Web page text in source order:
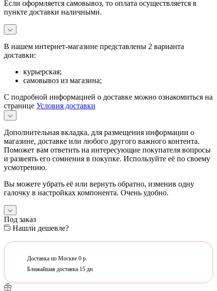
Если оформляется самовывоз, то оплата осуществляется в
пункте доставки наличными.
В нашем интернет-магазине представлены 2 варианта
доставки:
курьерская;
самовывоз из магазина;
С подробной информацией о доставке можно ознакомиться на
странице Условия доставки
Дополнительная вкладка, для размещения информации о
магазине, доставке или любого другого важного контента.
Поможет вам ответить на интересующие покупателя вопросы
и развеять его сомнения в покупке. Используйте её по своему
усмотрению.
Вы можете убрать её или вернуть обратно, изменив одну
галочку в настройках компонента. Очень удобно.
Под заказ
Нашли дешевле?
Доставка по Москве 0 р.
Ближайшая доставка 15 дн.